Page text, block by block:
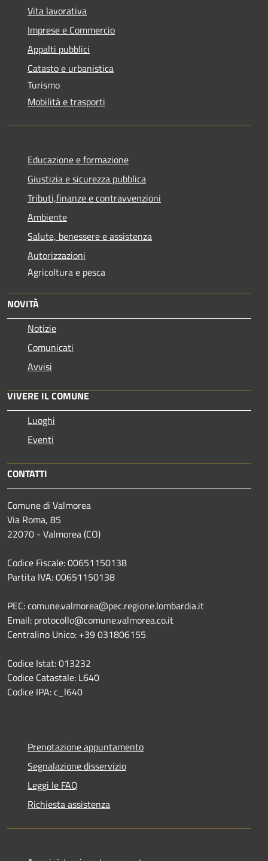
Vita lavorativa
Imprese e Commercio
Appalti pubblici
Catasto e urbanistica
Turismo
Mobilità e trasporti
Educazione e formazione
Giustizia e sicurezza pubblica
Tributi,finanze e contravvenzioni
Ambiente
Salute, benessere e assistenza
Autorizzazioni
Agricoltura e pesca
NOVITÀ
Notizie
Comunicati
Avvisi
VIVERE IL COMUNE
Luoghi
Eventi
CONTATTI
Comune di Valmorea
Via Roma, 85
22070 - Valmorea (CO)
Codice Fiscale: 00651150138
Partita IVA: 00651150138
PEC: comune.valmorea@pec.regione.lombardia.it
Email: protocollo@comune.valmorea.co.it
Centralino Unico: +39 031806155
Codice Istat: 013232
Codice Catastale: L640
Codice IPA: c_l640
Prenotazione appuntamento
Segnalazione disservizio
Leggi le FAQ
Richiesta assistenza